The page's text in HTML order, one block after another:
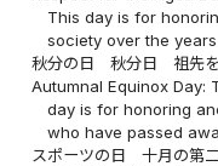
This day is for
society over the
秋分の日 秋分日 祖先を
Autumnal Equinox Day:
day is for honoring
who have passed
スポーツの日 十月の第